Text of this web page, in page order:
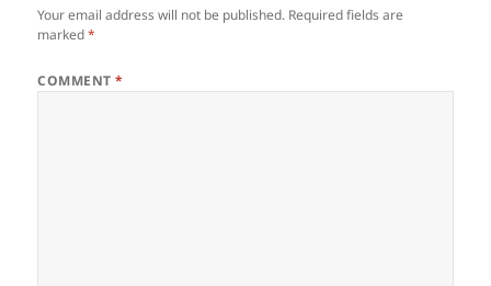
Your email address will not be published. Required fields are
marked*
COMMENT*